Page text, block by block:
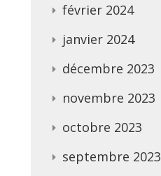
février 2024
janvier 2024
décembre 2023
novembre 2023
octobre 2023
septembre 2023